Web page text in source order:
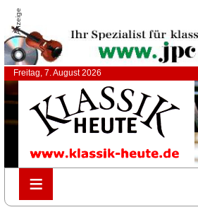
Anzeige
Freitag, 7. August 2026
≡
≡